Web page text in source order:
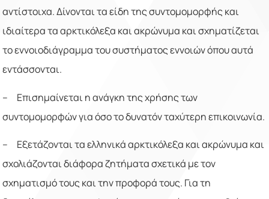
αντίστοιχα. Δίνονται τα είδη της συντομομορφής και
ιδιαίτερα τα αρκτικόλεξα και ακρώνυμα και σχηματίζεται
το εννοιοδιάγραμμα του συστήματος εννοιών όπου αυτά
εντάσσονται.
– Επισημαίνεται η ανάγκη της χρήσης των
συντομομορφών για όσο το δυνατόν ταχύτερη επικοινωνία.
– Εξετάζονται τα ελληνικά αρκτικόλεξα και ακρώνυμα και
σχολιάζονται διάφορα ζητήματα σχετικά με τον
σχηματισμό τους και την προφορά τους. Για τη